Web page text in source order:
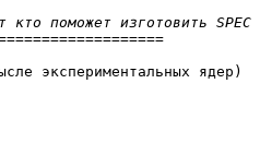
экспериментальных ядер)